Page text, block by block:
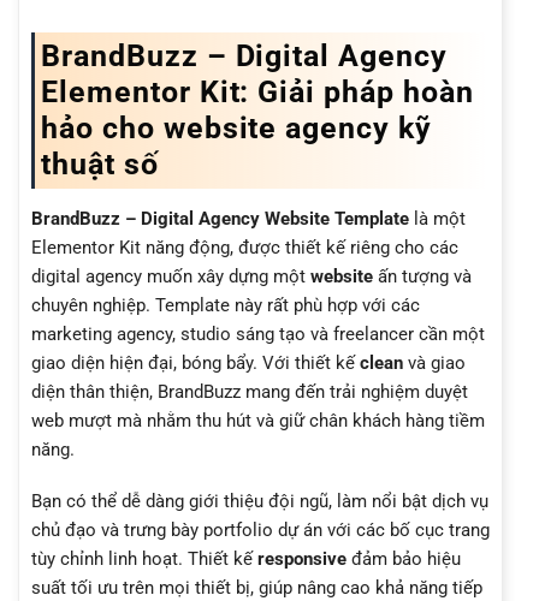
BrandBuzz – Digital Agency
Elementor Kit: Giải pháp hoàn
hảo cho website agency kỹ
thuật số
BrandBuzz – Digital Agency Website Template là một
Elementor Kit năng động, được thiết kế riêng cho các
digital agency muốn xây dựng một website ấn tượng và
chuyên nghiệp. Template này rất phù hợp với các
marketing agency, studio sáng tạo và freelancer cần một
giao diện hiện đại, bóng bẩy. Với thiết kếclean và giao
diện thân thiện, BrandBuzz mang đến trải nghiệm duyệt
web mượt mà nhằm thu hút và giữ chân khách hàng tiềm
năng.
Bạn có thể dễ dàng giới thiệu đội ngũ, làm nổi bật dịch vụ
chủ đạo và trưng bày portfolio dự án với các bố cục trang
tùy chỉnh linh hoạt. Thiết kếresponsive đảm bảo hiệu
suất tối ưu trên mọi thiết bị, giúp nâng cao khả năng tiếp